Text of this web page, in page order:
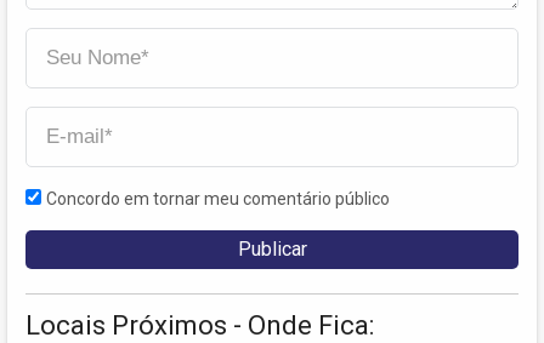
Concordo em tornar meu comentário público
Locais Próximos - Onde Fica: